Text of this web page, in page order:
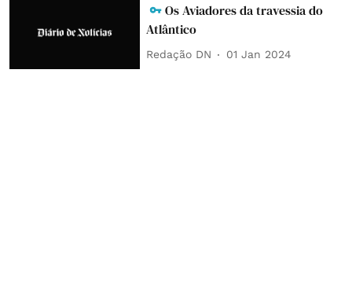
Os Aviadores da travessia do
Atlântico
Redação DN 01 Jan 2024